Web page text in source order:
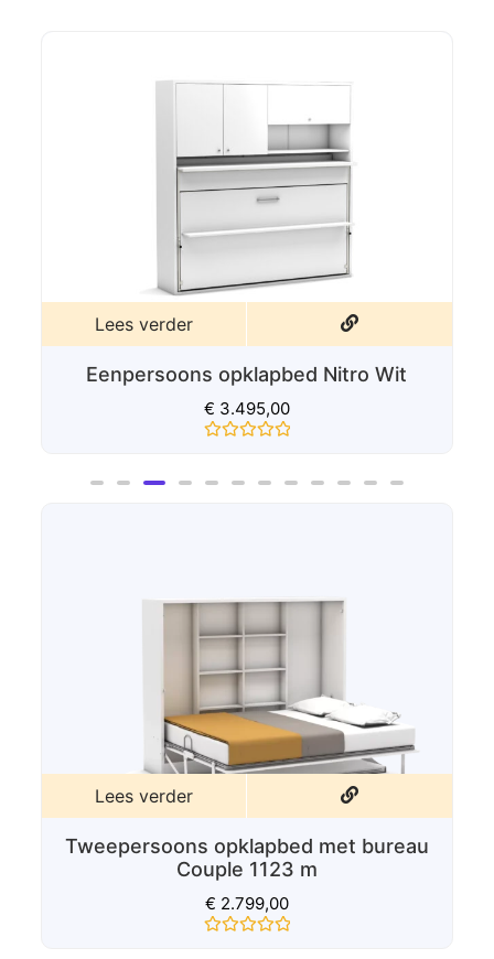
Lees verder
Eenpersoons opklapbed Nitro Verde
€ 3.495,00
uit
Lees verder
Tweepersoons Opklapbed Couple 1123
€2.175,00
Gewaardeerd